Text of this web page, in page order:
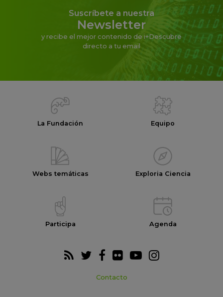
Suscríbete a nuestra
Newsletter
y recibe el mejor contenido de i+Descubre
directo a tu email
La Fundación Equipo
Webs temáticas Exploria Ciencia
Participa Agenda
Contacto